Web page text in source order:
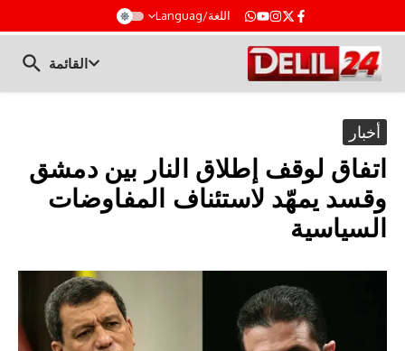
اللغة/Languag
القائمة
أخبار
اتفاق لوقف إطلاق النار بين دمشق
وقسد يمهّد لاستئناف المفاوضات
السياسية